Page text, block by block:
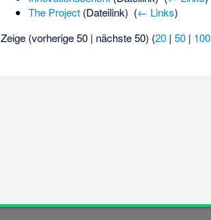
The Project (Dateilink) ‎ (← Links)
Zeige (vorherige 50 | nächste 50) (20 |50 | 100